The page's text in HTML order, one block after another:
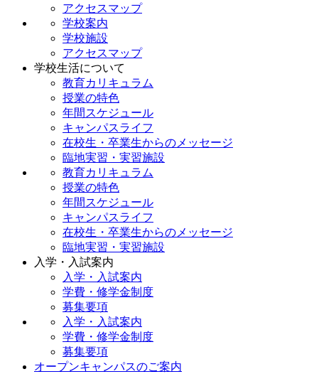
アクセスマップ
学校案内
学校施設
アクセスマップ
学校生活について
教育カリキュラム
授業の特色
年間スケジュール
キャンパスライフ
在校生・卒業生からのメッセージ
臨地実習・実習施設
教育カリキュラム
授業の特色
年間スケジュール
キャンパスライフ
在校生・卒業生からのメッセージ
臨地実習・実習施設
入学・入試案内
入学・入試案内
学費・修学金制度
募集要項
入学・入試案内
学費・修学金制度
募集要項
オープンキャンパスのご案内